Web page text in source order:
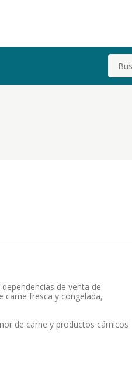
Buscar
de venta de
carne fresca y congelada,
de carne y productos cárnicos